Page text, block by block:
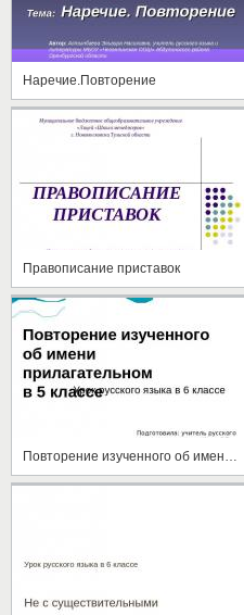
Наречие.Повторение
Правописание приставок